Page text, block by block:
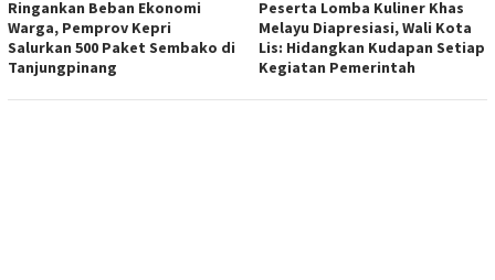
Ringankan Beban Ekonomi
Warga, Pemprov Kepri
Salurkan 500 Paket Sembako di
Tanjungpinang
Peserta Lomba Kuliner Khas
Melayu Diapresiasi, Wali Kota
Lis: Hidangkan Kudapan Setiap
Kegiatan Pemerintah